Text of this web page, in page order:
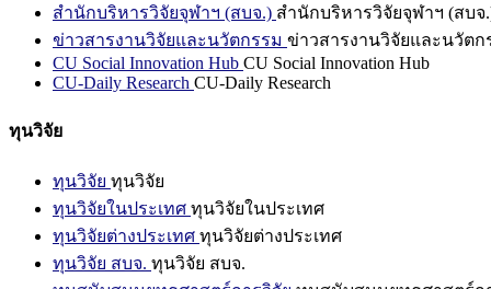
สำนักบริหารวิจัยจุฬาฯ (สบจ.) สำนักบริหารวิจัยจุฬาฯ (สบจ
ข่าวสารงานวิจัยและนวัตกรรม ข่าวสารงานวิจัยและนวัตก
CU Social Innovation Hub CU Social Innovation Hub
CU-Daily Research CU-Daily Research
ทุนวิจัย
ทุนวิจัย ทุนวิจัย
ทุนวิจัยในประเทศ ทุนวิจัยในประเทศ
ทุนวิจัยต่างประเทศ ทุนวิจัยต่างประเทศ
ทุนวิจัย สบจ. ทุนวิจัย สบจ.